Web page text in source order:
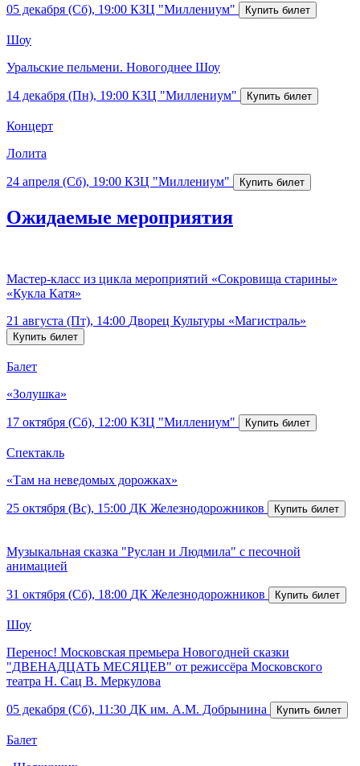
05 декабря (Сб), 19:00 КЗЦ "Миллениум"
Шоу
Уральские пельмени. Новогоднее Шоу
14 декабря (Пн), 19:00 КЗЦ "Миллениум"
Концерт
Лолита
24 апреля (Сб), 19:00 КЗЦ "Миллениум"
Ожидаемые мероприятия
Мастер-класс из цикла мероприятий «Сокровища старины»
«Кукла Катя»
21 августа (Пт), 14:00 Дворец Культуры «Магистраль»
Балет
«Золушка»
17 октября (Сб), 12:00 КЗЦ "Миллениум"
Спектакль
«Там на неведомых дорожках»
25 октября (Вс), 15:00 ДК Железнодорожников
Музыкальная сказка "Руслан и Людмила" с песочной
анимацией
31 октября (Сб), 18:00 ДК Железнодорожников
Шоу
Перенос! Московская премьера Новогодней сказки
"ДВЕНАДЦАТЬ МЕСЯЦЕВ" от режиссёра Московского
театра Н. Сац В. Меркулова
05 декабря (Сб), 11:30 ДК им. А.М. Добрынина
Балет